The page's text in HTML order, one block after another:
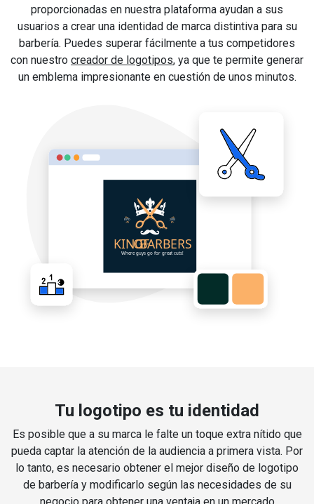
proporcionadas en nuestra plataforma ayudan a sus
usuarios a crear una identidad de marca distintiva para su
barbería. Puedes superar fácilmente a tus competidores
con nuestro creador de logotipos, ya que te permite generar
un emblema impresionante en cuestión de unos minutos.
Tu logotipo es tu identidad
Es posible que a su marca le falte un toque extra nítido que
pueda captar la atención de la audiencia a primera vista. Por
lo tanto, es necesario obtener el mejor diseño de logotipo
de barbería y modificarlo según las necesidades de su